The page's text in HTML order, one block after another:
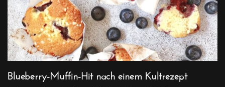
Blueberry-Muffin-Hit nach einem Kultrezept